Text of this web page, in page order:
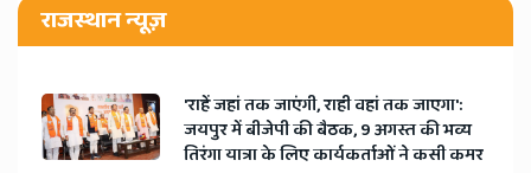
राजस्थान न्यूज़
'राहें जहां तक जाएंगी, राही वहां तक जाएगा':
जयपुर में बीजेपी की बैठक, 9 अगस्त की भव्य
तिरंगा यात्रा के लिए कार्यकर्ताओं ने कसी कमर